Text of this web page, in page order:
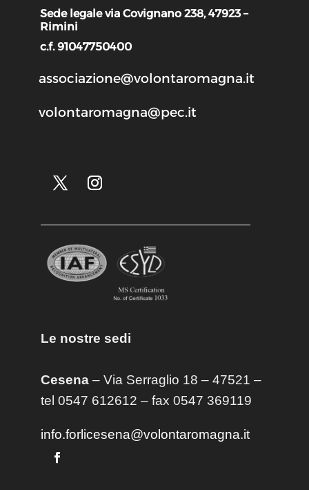
Sede legale via Covignano 238, 47923 –
Rimini
c.f. 91047750400
associazione@volontaromagna.it
volontaromagna@pec.it
Le nostre sedi
Cesena– Via Serraglio 18 – 47521 –
tel 0547 612612 – fax 0547 369119
info.forlicesena@volontaromagna.it